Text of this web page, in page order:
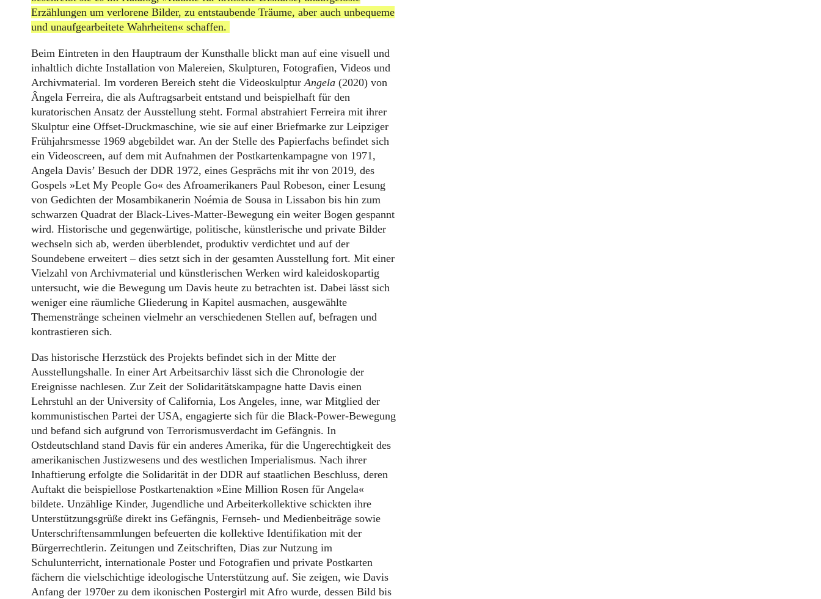
Erzählungen um verlorene Bilder, zu entstaubende Träume, aber auch unbequeme
und unaufgearbeitete Wahrheiten« schaffen.
Beim Eintreten in den Hauptraum der Kunsthalle blickt man auf eine visuell und
inhaltlich dichte Installation von Malereien, Skulpturen, Fotografien, Videos und
Archivmaterial. Im vorderen Bereich steht die VideoskulpturAngela (2020) von
Ângela Ferreira, die als Auftragsarbeit entstand und beispielhaft für den
kuratorischen Ansatz der Ausstellung steht. Formal abstrahiert Ferreira mit ihrer
Skulptur eine Offset-Druckmaschine, wie sie auf einer Briefmarke zur Leipziger
Frühjahrsmesse 1969 abgebildet war. An der Stelle des Papierfachs befindet sich
ein Videoscreen, auf dem mit Aufnahmen der Postkartenkampagne von 1971,
Angela Davis’ Besuch der DDR 1972, eines Gesprächs mit ihr von 2019, des
Gospels »Let My People Go« des Afroamerikaners Paul Robeson, einer Lesung
von Gedichten der Mosambikanerin Noémia de Sousa in Lissabon bis hin zum
schwarzen Quadrat der Black-Lives-Matter-Bewegung ein weiter Bogen gespannt
wird. Historische und gegenwärtige, politische, künstlerische und private Bilder
wechseln sich ab, werden überblendet, produktiv verdichtet und auf der
Soundebene erweitert – dies setzt sich in der gesamten Ausstellung fort. Mit einer
Vielzahl von Archivmaterial und künstlerischen Werken wird kaleidoskopartig
untersucht, wie die Bewegung um Davis heute zu betrachten ist. Dabei lässt sich
weniger eine räumliche Gliederung in Kapitel ausmachen, ausgewählte
Themenstränge scheinen vielmehr an verschiedenen Stellen auf, befragen und
kontrastieren sich.
Das historische Herzstück des Projekts befindet sich in der Mitte der
Ausstellungshalle. In einer Art Arbeitsarchiv lässt sich die Chronologie der
Ereignisse nachlesen. Zur Zeit der Solidaritätskampagne hatte Davis einen
Lehrstuhl an der University of California, Los Angeles, inne, war Mitglied der
kommunistischen Partei der USA, engagierte sich für die Black-Power-Bewegung
und befand sich aufgrund von Terrorismusverdacht im Gefängnis. In
Ostdeutschland stand Davis für ein anderes Amerika, für die Ungerechtigkeit des
amerikanischen Justizwesens und des westlichen Imperialismus. Nach ihrer
Inhaftierung erfolgte die Solidarität in der DDR auf staatlichen Beschluss, deren
Auftakt die beispiellose Postkartenaktion »Eine Million Rosen für Angela«
bildete. Unzählige Kinder, Jugendliche und Arbeiterkollektive schickten ihre
Unterstützungsgrüße direkt ins Gefängnis, Fernseh- und Medienbeiträge sowie
Unterschriftensammlungen befeuerten die kollektive Identifikation mit der
Bürgerrechtlerin. Zeitungen und Zeitschriften, Dias zur Nutzung im
Schulunterricht, internationale Poster und Fotografien und private Postkarten
fächern die vielschichtige ideologische Unterstützung auf. Sie zeigen, wie Davis
Anfang der 1970er zu dem ikonischen Postergirl mit Afro wurde, dessen Bild bis